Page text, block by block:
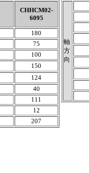
CHHCM02-
6095
180
75
100
150
124
40
111
12
207
軸
方
向